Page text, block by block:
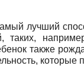
лучший
также